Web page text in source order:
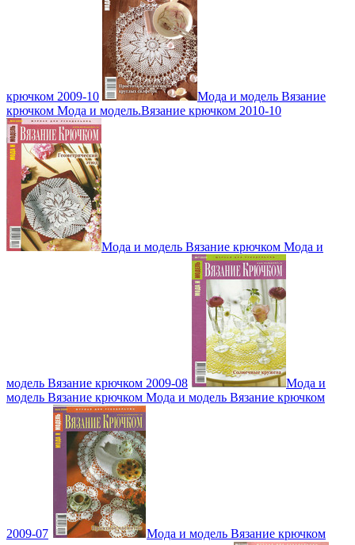
крючком 2009-10
Мода и модель Вязание
крючком Мода и модель.Вязание крючком 2010-10
Мода и модель Вязание крючком Мода и
модель Вязание крючком 2009-08
Мода и
модель Вязание крючком Мода и модель Вязание крючком
2009-07 Мода и модель Вязание крючком